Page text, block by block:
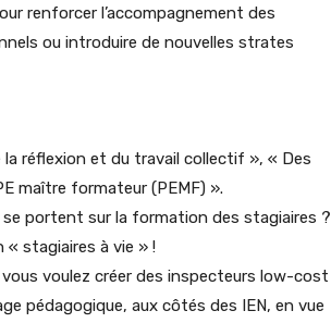
renforcer l’accompagnement des
ou introduire de nouvelles strates
la réflexion et du travail collectif », « Des
maître formateur (PEMF) ».
portent sur la formation des stagiaires ?
stagiaires à vie » !
voulez créer des inspecteurs low-cost
pédagogique, aux côtés des IEN, en vue